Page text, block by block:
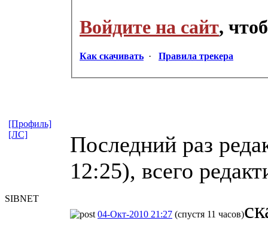
Войдите на сайт,
Как скачивать · Правила трекера
Последний раз
12:25), всего
[Профиль]
[ЛС]
SIBNET
04-Окт-2010 21:27 (спустя 11 часов)